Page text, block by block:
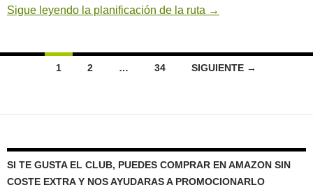
Sigue leyendo la planificación de la ruta →
las
1 2 … 34 SIGUIENTE →
SI TE GUSTA EL CLUB, PUEDES COMPRAR EN AMAZON SIN
COSTE EXTRA Y NOS AYUDARAS A PROMOCIONARLO